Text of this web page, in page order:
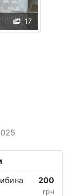
17
200
грн